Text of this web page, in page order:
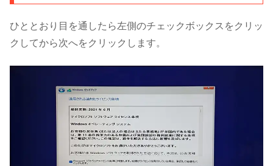
ひととおり目を通したら左側のチェックボックスをクリッ
クしてから次へをクリックします。